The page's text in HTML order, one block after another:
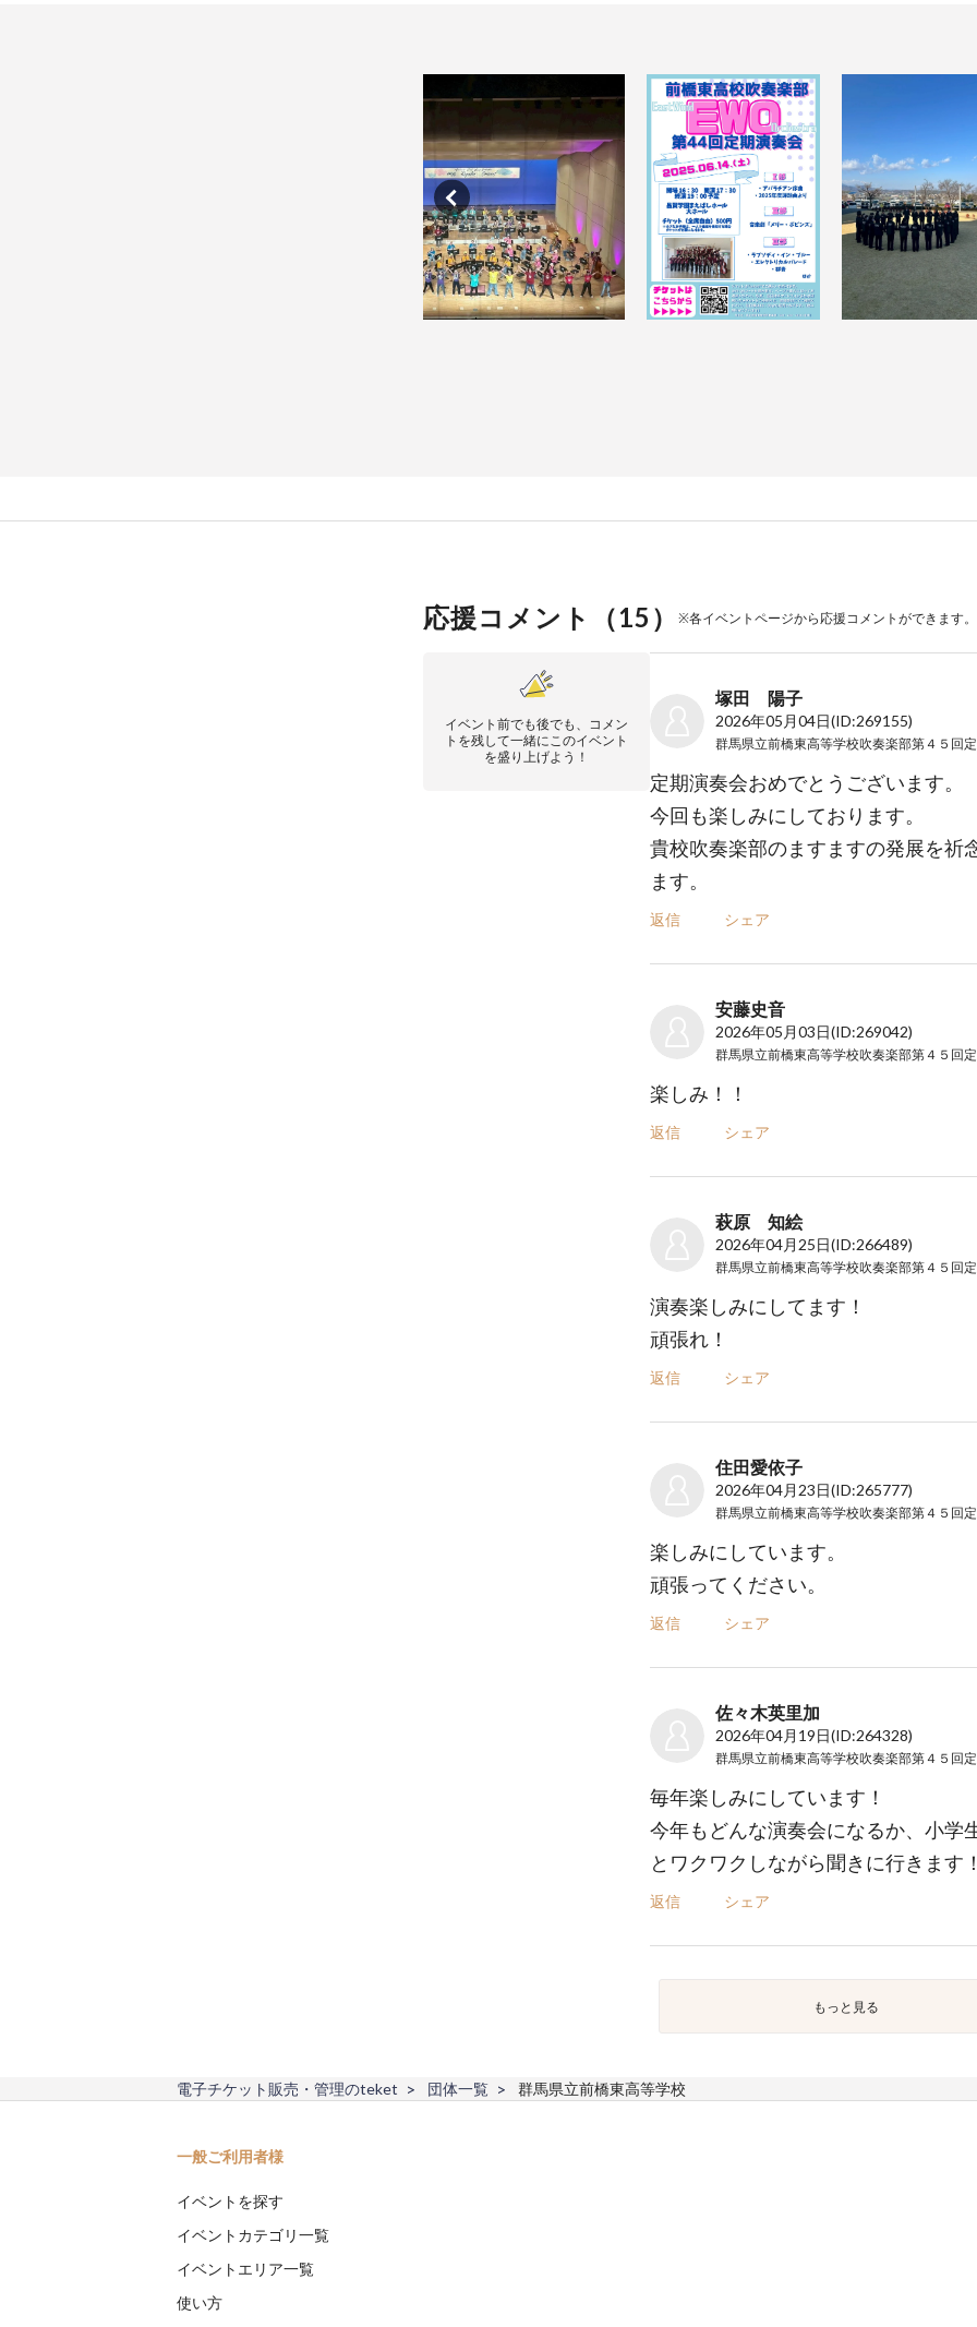
応援コメント（15 ） ※各イベントページから応援コメントができます。
イベント前でも後でも、コメン
トを残して一緒にこのイベント
を盛り上げよう！
塚田 陽子
2026年05月04日(ID:269155)
定期演奏会おめでとうございます。
今回も楽しみにしております。
貴校吹奏楽部のますますの発展を祈
ます。
返信 シェア
安藤史音
2026年05月03日(ID:269042)
楽しみ！！
返信 シェア
萩原 知絵
2026年04月25日(ID:266489)
演奏楽しみにしてます！
頑張れ！
返信 シェア
住田愛依子
2026年04月23日(ID:265777)
楽しみにしています。
頑張ってください。
返信 シェア
佐々木英里加
2026年04月19日(ID:264328)
毎年楽しみにしています！
今年もどんな演奏会になるか、小学
とワクワクしながら聞きに行きます
返信 シェア
もっと見る
電子チケット販売・管理のteket 団体一覧 群馬県立前橋東高等学校
一般ご利用者様
イベントを探す
イベントカテゴリ一覧
イベントエリア一覧
使い方